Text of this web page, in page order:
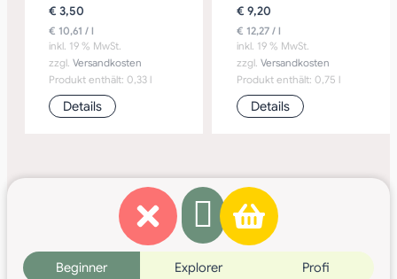
€ 3,50
€ 10,61 / l
inkl. 19 % MwSt.
zzgl.Versandkosten
Produkt enthält: 0,33 l
Details
€ 9,20
€ 12,27/ l
inkl. 19 % MwSt.
zzgl. Versandkosten
Produkt enthält: 0,75 l
Details
Beginner Explorer Profi